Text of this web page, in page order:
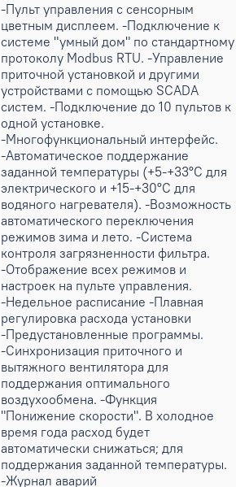
-Пульт управления с сенсорным
цветным дисплеем. -Подключение к
системе "умный дом" по стандартному
протоколу Modbus RTU. -Управление
приточной установкой и другими
устройствами с помощью SCADA
систем. -Подключение до 10 пультов к
одной установке.
-Многофункциональный интерфейс.
-Автоматическое поддержание
заданной температуры (+5-+33°С для
электрического и +15-+30°С для
водяного нагревателя). -Возможность
автоматического переключения
режимов зима и лето. -Система
контроля загрязненности фильтра.
-Отображение всех режимов и
настроек на пульте управления.
-Недельное расписание -Плавная
регулировка расхода установки
-Предустановленные программы.
-Синхронизация приточного и
вытяжного вентилятора для
поддержания оптимального
воздухообмена. -Функция
"Понижение скорости". В холодное
время года расход будет
автоматически снижаться; для
поддержания заданной температуры.
-Журнал аварий